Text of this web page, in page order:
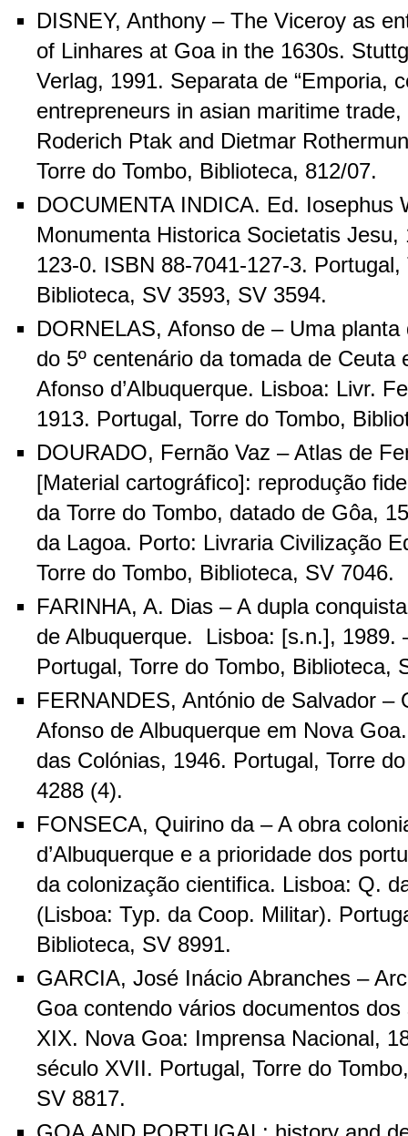
DISNEY, Anthony – The Viceroy as
of Linhares at Goa in the 1630s.
Verlag, 1991. Separata de “Emporia,
entrepreneurs in asian maritime
Roderich Ptak and Dietmar
Torre do Tombo, Biblioteca, 812/07.
DOCUMENTA INDICA. Ed. Iosephus
Monumenta Historica Societatis
123-0. ISBN 88-7041-127-3. Portugal,
Biblioteca, SV 3593, SV 3594.
DORNELAS, Afonso de – Uma
do 5º centenário da tomada de Ceuta
Afonso d’Albuquerque. Lisboa: Livr.
1913. Portugal, Torre do Tombo,
DOURADO, Fernão Vaz – Atlas de
[Material cartográfico]: reprodução
da Torre do Tombo, datado de Gôa,
da Lagoa. Porto: Livraria Civilização
Torre do Tombo, Biblioteca, SV 7046.
FARINHA, A. Dias – A dupla
de Albuquerque. Lisboa: [s.n.], 1989.
Portugal, Torre do Tombo, Biblioteca,
FERNANDES, António de Salvador –
Afonso de Albuquerque em Nova
das Colónias, 1946. Portugal, Torre
4288 (4).
FONSECA, Quirino da – A obra
d’Albuquerque e a prioridade dos
da colonização cientifica. Lisboa: Q.
(Lisboa: Typ. da Coop. Militar).
Biblioteca, SV 8991.
GARCIA, José Inácio Abranches –
Goa contendo vários documentos
XIX. Nova Goa: Imprensa Nacional,
século XVII. Portugal, Torre do
SV 8817.